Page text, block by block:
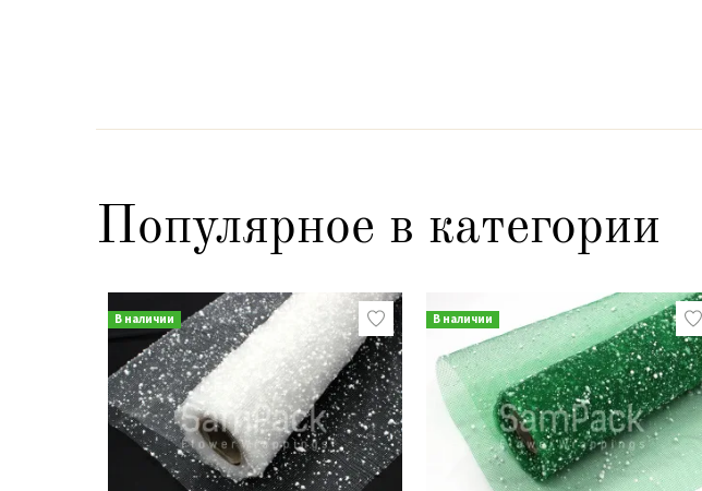
Популярное в категории
В наличии В наличии